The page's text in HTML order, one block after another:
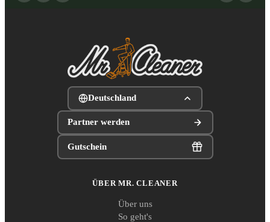
Deutschland
Partner werden
Gutschein
ÜBER MR. CLEANER
Über uns
So geht's